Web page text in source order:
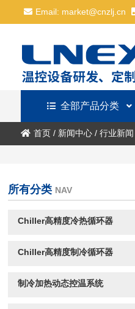
Email: market@cnzlj.cn
全部产品分类
首页/ 新闻中心/ 行业新闻
所有分类 NAV
Chiller高精度冷热循环器
Chiller高精度制冷循环器
制冷加热动态控温系统